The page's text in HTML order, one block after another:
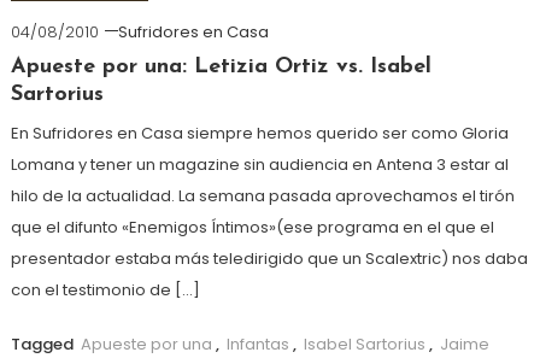
04/08/2010
Sufridores en Casa
Apueste por una: Letizia Ortiz vs. Isabel
Sartorius
En Sufridores en Casa siempre hemos querido ser como Gloria
Lomana y tener un magazine sin audiencia en Antena 3 estar al
hilo de la actualidad. La semana pasada aprovechamos el tirón
que el difunto «Enemigos Íntimos»(ese programa en el que el
presentador estaba más teledirigido que un Scalextric) nos daba
con el testimonio de […]
Tagged Apueste por una , Infantas , Isabel Sartorius , Jaime